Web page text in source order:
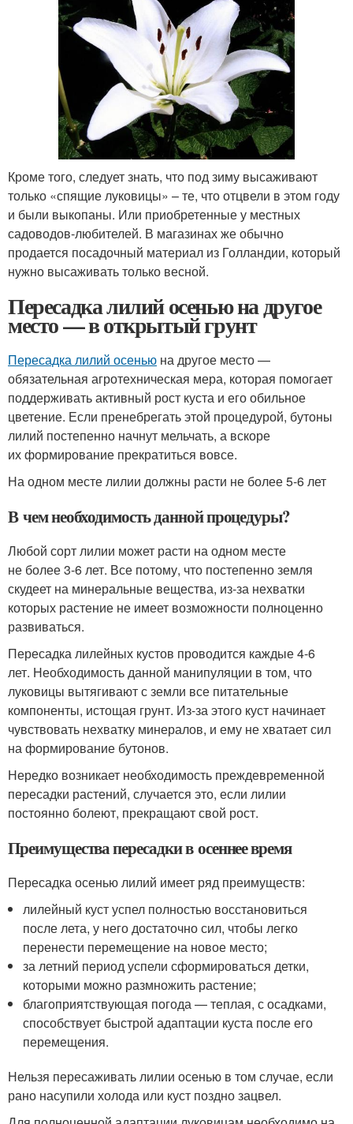
Кроме того, следует знать, что под зиму высаживают
только «спящие луковицы» – те, что отцвели в этом году
и были выкопаны. Или приобретенные у местных
садоводов-любителей. В магазинах же обычно
продается посадочный материал из Голландии, который
нужно высаживать только весной.
Пересадка лилий осенью на другое
место — в открытый грунт
Пересадка лилий осенью на другое место —
обязательная агротехническая мера, которая помогает
поддерживать активный рост куста и его обильное
цветение. Если пренебрегать этой процедурой, бутоны
лилий постепенно начнут мельчать, а вскоре
их формирование прекратиться вовсе.
На одном месте лилии должны расти не более 5-6 лет
В чем необходимость данной процедуры?
Любой сорт лилии может расти на одном месте
не более 3-6 лет. Все потому, что постепенно земля
скудеет на минеральные вещества, из-за нехватки
которых растение не имеет возможности полноценно
развиваться.
Пересадка лилейных кустов проводится каждые 4-6
лет. Необходимость данной манипуляции в том, что
луковицы вытягивают с земли все питательные
компоненты, истощая грунт. Из-за этого куст начинает
чувствовать нехватку минералов, и ему не хватает сил
на формирование бутонов.
Нередко возникает необходимость преждевременной
пересадки растений, случается это, если лилии
постоянно болеют, прекращают свой рост.
Преимущества пересадки в осеннее время
Пересадка осенью лилий имеет ряд преимуществ:
лилейный куст успел полностью восстановиться
после лета, у него достаточно сил, чтобы легко
перенести перемещение на новое место;
за летний период успели сформироваться детки,
которыми можно размножить растение;
благоприятствующая погода — теплая, с осадками,
способствует быстрой адаптации куста после его
перемещения.
Нельзя пересаживать лилии осенью в том случае, если
рано насупили холода или куст поздно зацвел.